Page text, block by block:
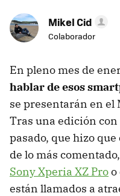
Mikel Cid
Colaborador
En pleno mes de
hablar de esos
se presentarán en el
Tras una edición
pasado, que hizo que
de lo más
Sony Xperia XZ Proo
están llamados a